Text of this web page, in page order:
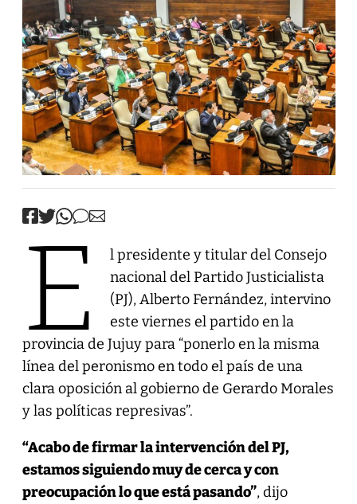
E
l presidente y titular del Consejo
nacional del Partido Justicialista
(PJ), Alberto Fernández, intervino
este viernes el partido en la
provincia de Jujuy para “ponerlo en la misma
línea del peronismo en todo el país de una
clara oposición al gobierno de Gerardo Morales
y las políticas represivas”.
“Acabo de firmar la intervención del PJ,
estamos siguiendo muy de cerca y con
preocupación lo que está pasando”, dijo